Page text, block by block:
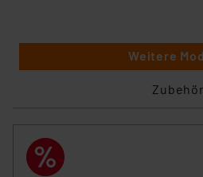
Weitere
Zubehör